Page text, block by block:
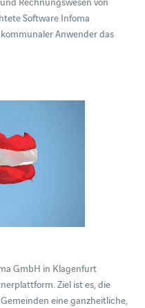
Software Infoma
Anwender das
GmbH in Klagenfurt
Ziel ist es, die
eine ganzheitliche,